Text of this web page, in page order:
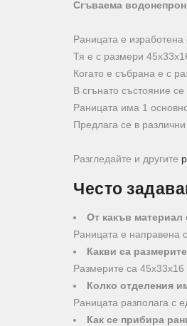
Сгъваема
Раницата е
Тя е с размери
Когато е събрана е с
В сгънато състояние
Раницата има 1
Предлага се в различни
Разгледайте и другите
Често
От какъв материал
Раницата е направена
Какви са
Размерите са 45х33х16
Колко отделения
Раницата разполага с
Как се прибира